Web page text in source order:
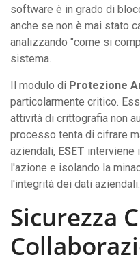
software è in grado di
anche se non è mai stato
analizzando "come si
sistema.
Il modulo di Protezione
particolarmente critico.
attività di crittografia non
processo tenta di cifrare
aziendali, ESET interviene
l'azione e isolando la
l'integrità dei dati aziendali.
Sicurezza